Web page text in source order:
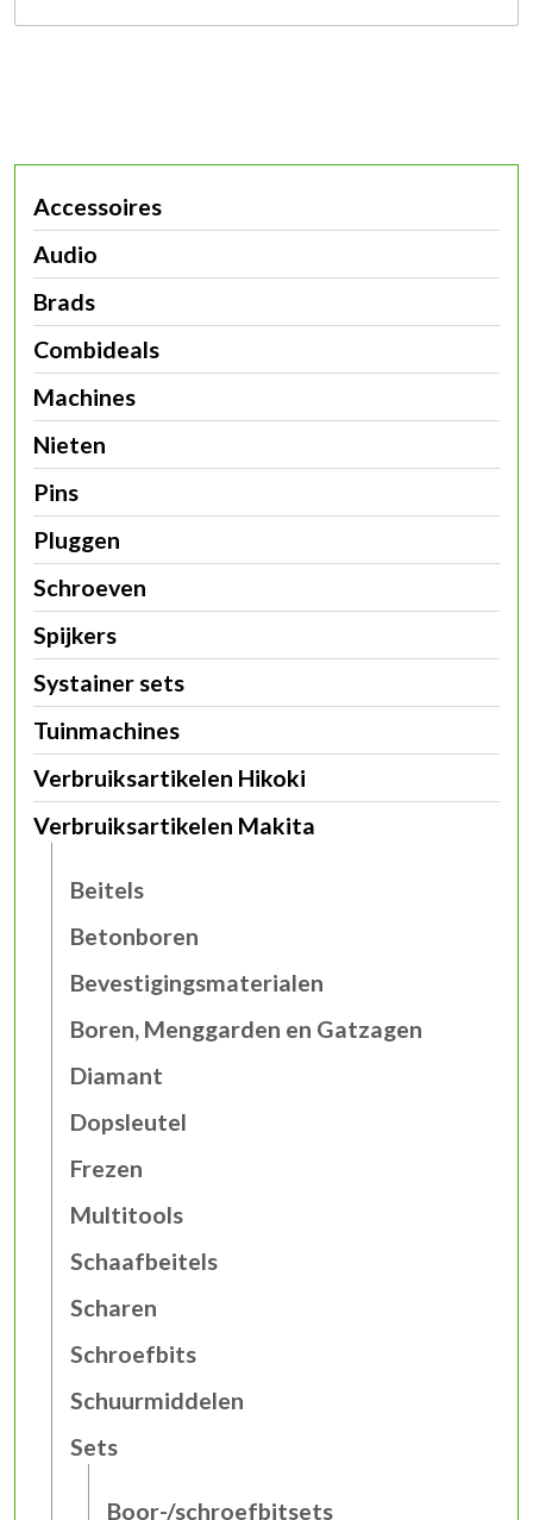
Accessoires
Audio
Brads
Combideals
Machines
Nieten
Pins
Pluggen
Schroeven
Spijkers
Systainer sets
Tuinmachines
Verbruiksartikelen Hikoki
Verbruiksartikelen Makita
Beitels
Betonboren
Bevestigingsmaterialen
Boren, Menggarden en Gatzagen
Diamant
Dopsleutel
Frezen
Multitools
Schaafbeitels
Scharen
Schroefbits
Schuurmiddelen
Sets
Boor-/schroefbitsets